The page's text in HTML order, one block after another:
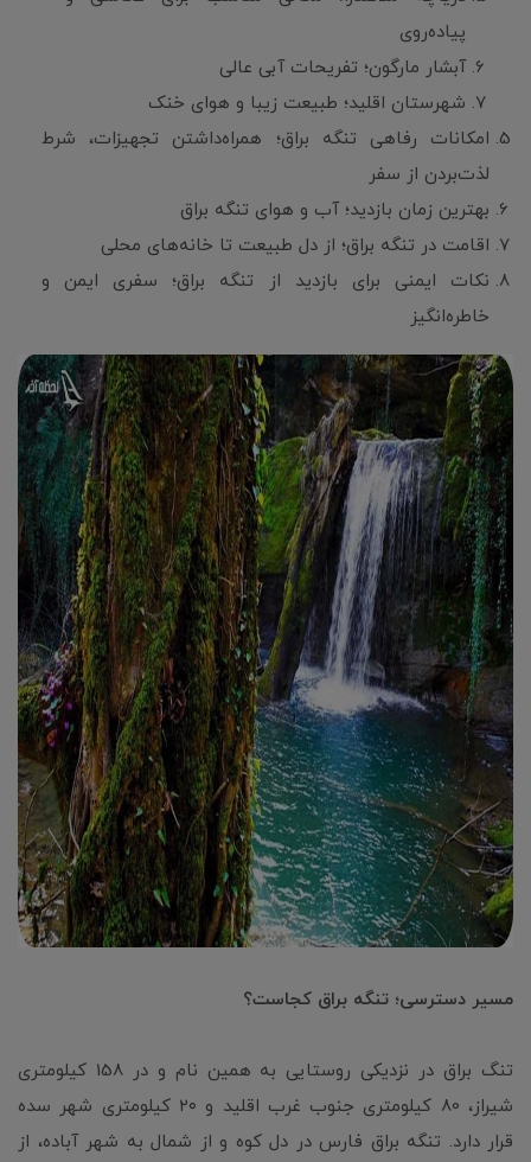
پیاده‌روی
آبشار مارگون؛ تفریحات آبی عالی
شهرستان اقلید؛ طبیعت زیبا و هوای خنک
امکانات رفاهی تنگه براق؛ همراه‌داشتن تجهیزات، شرط
لذت‌بردن از سفر
بهترین زمان بازدید؛ آب و هوای تنگه براق
اقامت در تنگه براق؛ از دل طبیعت تا خانه‌های محلی
نکات ایمنی برای بازدید از تنگه براق؛ سفری ایمن و
خاطره‌انگیز
مسیر دسترسی؛ تنگه براق کجاست؟
تنگ براق در نزدیکی روستایی به همین نام و در 158 کیلومتری
شیراز، 80 کیلومتری جنوب غرب اقلید و ۲۰ کیلومتری شهر سده
قرار دارد. تنگه براق فارس در دل کوه و از شمال به شهر آباده، از